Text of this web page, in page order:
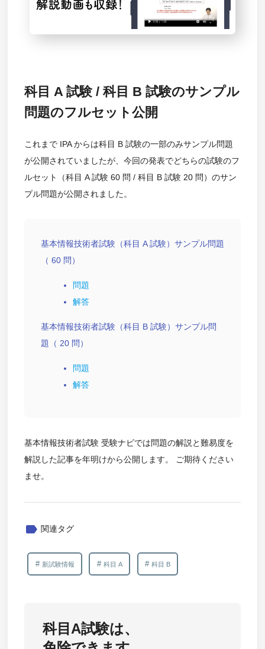
科目 A 試験 / 科目 B 試験のサンプル
問題のフルセット公開
これまで IPA からは科目 B 試験の一部のみサンプル問題
が公開されていましたが、今回の発表でどちらの試験のフ
ルセット（科目 A 試験 60 問 / 科目 B 試験 20 問）のサン
プル問題が公開されました。
基本情報技術者試験（科目 A 試験）サンプル問題
（ 60 問）
問題
解答
基本情報技術者試験（科目 B 試験）サンプル問
題（ 20 問）
問題
解答
基本情報技術者試験 受験ナビでは問題の解説と難易度を
解説した記事を年明けから公開します。 ご期待ください
ませ。
label 関連タグ
新試験情報 科目 A 科目 B
科目A試験は、